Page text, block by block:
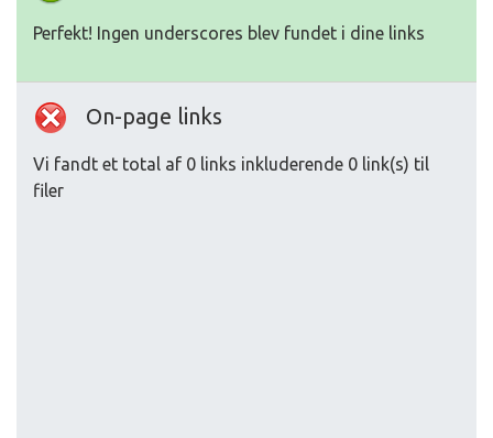
Perfekt! Ingen underscores blev fundet i dine links
On-page links
Vi fandt et total af 0 links inkluderende 0 link(s) til
filer